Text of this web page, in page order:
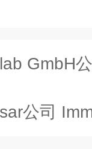
GmbH公司
公司